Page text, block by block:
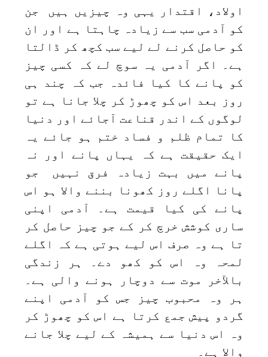
اولاد، اقتدار یہی وہ چیزیں ہیں جن
کو آدمی سب سے زیادہ چاہتا ہے اور ان
کو حاصل کرنے لے لیے سب کچھ کر ڈالتا
ہے۔ اگر آدمی یہ سوچ لے کہ کسی چیز
کو پانے کا کیا فائدہ جب کہ چند ہی
روز بعد اس کو چھوڑ کر چلا جانا ہے تو
لوگوں کے اندر قناعت آجائے اور دنیا
کا تمام ظلم و فساد ختم ہو جائے یہ
ایک حقیقت ہے کہ یہاں پانے اور نہ
پانے میں بہت زیادہ فرق نہیں جو
پانا اگلے روز کھونا بننے والا ہو اس
پانے کی کیا قیمت ہے۔ آدمی اپنی
ساری کوشش خرچ کر کے جو چیز حاصل کر
تا ہے وہ صرف اس لیے ہوتی ہے کہ اگلے
لمحہ وہ اس کو کھو دے۔ ہر زندگی
بالآخر موت سے دوچار ہونے والی ہے۔
ہر وہ محبوب چیز جس کو آدمی اپنے
گردو پیش جمع کرتا ہے اس کو چھوڑ کر
وہ اس دنیا سے ہمیشہ کے لیے چلا جانے
والا ہے۔